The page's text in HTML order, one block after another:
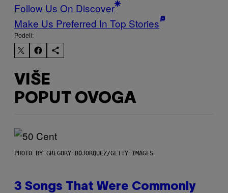
Follow Us On Discover
Make Us Preferred In Top Stories
Podeli:
VIŠE
POPUT OVOGA
PHOTO BY GREGORY BOJORQUEZ/GETTY IMAGES
3 Songs That Were Commonly